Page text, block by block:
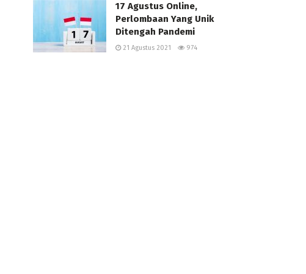
17 Agustus Online,
Perlombaan Yang Unik
Ditengah Pandemi
21 Agustus 2021 974